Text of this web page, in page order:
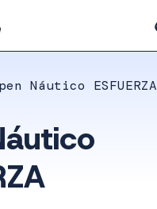
Náutico ESFUERZA